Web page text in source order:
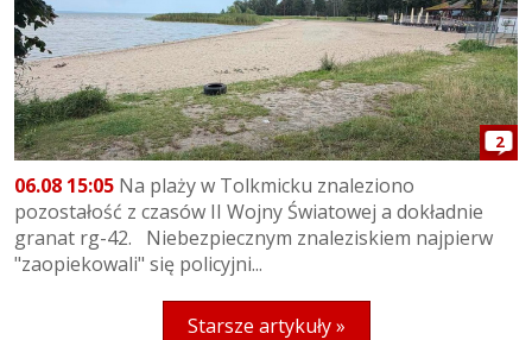
2
06.08 15:05 Na plaży w Tolkmicku znaleziono
pozostałość z czasów II Wojny Światowej a dokładnie
granat rg-42. Niebezpiecznym znaleziskiem najpierw
"zaopiekowali" się policyjni...
Starsze artykuły »